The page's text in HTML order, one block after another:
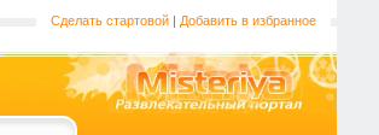
Сделать стартовой | Добавить в избранное